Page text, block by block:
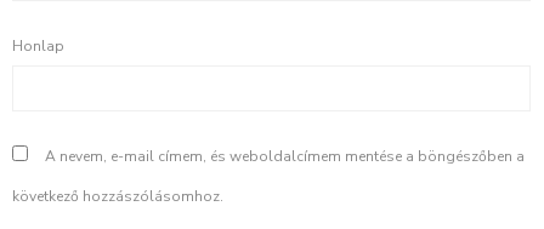
Honlap
A nevem, e-mail címem, és weboldalcímem mentése a böngészőben a
következő hozzászólásomhoz.